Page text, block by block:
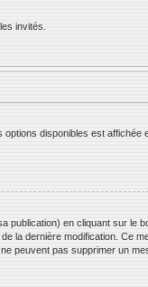
invités.
disponibles est
publication) en cliquant sur le
la dernière modification. Ce
peuvent pas supprimer un